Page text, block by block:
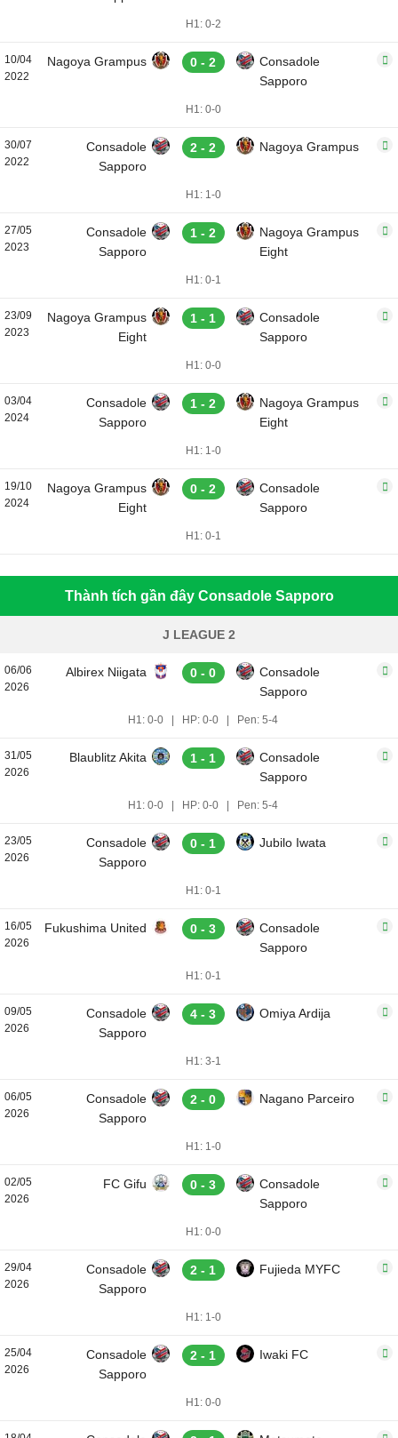
H1: 0-2
10/04
2022
Nagoya Grampus 0 - 2
Consadole
Sapporo
H1: 0-0
30/07
2022
Consadole
Sapporo
2 - 2 Nagoya Grampus
H1: 1-0
27/05
2023
Consadole
Sapporo
1 - 2
Nagoya Grampus
Eight
H1: 0-1
23/09
2023
Nagoya Grampus
Eight
1 - 1
Consadole
Sapporo
H1: 0-0
03/04
2024
Consadole
Sapporo
1 - 2
Nagoya Grampus
Eight
H1: 1-0
19/10
2024
Nagoya Grampus
Eight
0 - 2
Consadole
Sapporo
H1: 0-1
Thành tích gần đây Consadole Sapporo
J LEAGUE 2
06/06
2026
Albirex Niigata 0 - 0
Consadole
Sapporo
H1: 0-0 HP: 0-0 Pen: 5-4
31/05
2026
Blaublitz Akita 1 - 1
Consadole
Sapporo
H1: 0-0 HP: 0-0 Pen: 5-4
23/05
2026
Consadole
Sapporo
0 - 1 Jubilo Iwata
H1: 0-1
16/05
2026
Fukushima United 0 - 3
Consadole
Sapporo
H1: 0-1
09/05
2026
Consadole
Sapporo
4 - 3 Omiya Ardija
H1: 3-1
06/05
2026
Consadole
Sapporo
2 - 0 Nagano Parceiro
H1: 1-0
02/05
2026
FC Gifu 0 - 3
Consadole
Sapporo
H1: 0-0
29/04
2026
Consadole
Sapporo
2 - 1 Fujieda MYFC
H1: 1-0
25/04
2026
Consadole
Sapporo
2 - 1 Iwaki FC
H1: 0-0